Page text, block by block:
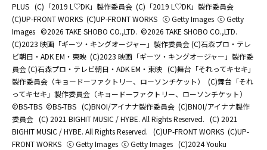
PLUS (C)「2019 L♡DK」製作委員会 (C)「2019 L♡DK」製作委員会
(C)UP-FRONT WORKS (C)UP-FRONT WORKS ⓒ Getty Images ⓒ Getty
Images ©2026 TAKE SHOBO CO.,LTD. ©2026 TAKE SHOBO CO.,LTD.
(C)2023 映画「ギーツ・キングオージャー」製作委員会 (C)石森プロ・テレ
ビ朝日・ADK EM・東映 (C)2023 映画「ギーツ・キングオージャー」製作委
員会 (C)石森プロ・テレビ朝日・ADK EM・東映 (C)舞台「それってキセキ」
製作委員会（キョードーファクトリー、ローソンチケット）
(C)舞台「それ
ってキセキ」製作委員会（キョードーファクトリー、ローソンチケット）
©BS-TBS ©BS-TBS (C)BNOI/アイナナ製作委員会 (C)BNOI/アイナナ製作
委員会 (C) 2021 BIGHIT MUSIC / HYBE. All Rights Reserved. (C) 2021
BIGHIT MUSIC / HYBE. All Rights Reserved. (C)UP-FRONT WORKS (C)UP-
FRONT WORKS ⓒ Getty Images ⓒ Getty Images (C)2024 Youku